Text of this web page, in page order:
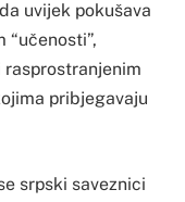
uvijek pokušava
“učenosti”,
rasprostranjenim
pribjegavaju
srpski saveznici